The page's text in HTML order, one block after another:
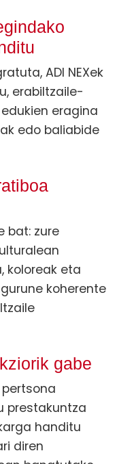
ADI NEXek
erabiltzaile-
eragina
edo baliabide
bat: zure
koloreak eta
koherente
gabe
pertsona
prestakuntza
handitu
diren